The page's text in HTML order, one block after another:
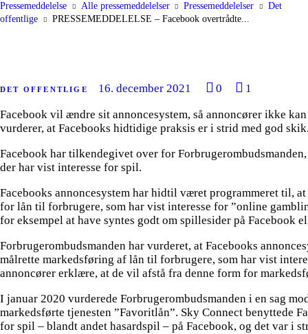
Pressemeddelelse Alle pressemeddelelser Pressemeddelelser
Det
offentlige
PRESSEMEDDELELSE – Facebook overtrådte...
DET OFFENTLIGE 16. december 2021 0
1
Facebook vil ændre sit annoncesystem, så annoncører ikke
vurderer, at Facebooks hidtidige praksis er i strid med god
Facebook har tilkendegivet over for
der har vist interesse for spil.
Facebooks annoncesystem har hidtil været programmeret til,
for lån til forbrugere, som har vist interesse for ”online
for eksempel at have syntes godt om spillesider på Facebook
Forbrugerombudsmanden har vurderet, at Facebooks
målrette markedsføring af lån til forbrugere, som har vist
annoncører erklære, at de vil afstå fra denne form for
I januar 2020 vurderede Forbrugerombudsmanden i en sag
markedsførte tjenesten ”Favoritlån”. Sky Connect benyttede
for spil – blandt andet hasardspil – på Facebook, og det var i